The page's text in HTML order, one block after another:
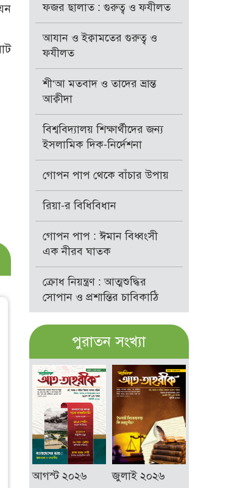
ফজর ছালাত : গুরুত্ব ও ফযীলত
আযান ও ইক্বামতের গুরুত্ব ও
ফযীলত
শী‘আ মতবাদ ও তাদের ভ্রান্ত
আক্বীদা
বিশ্ববিদ্যালয় শিক্ষার্থীদের জন্য
ইসলামিক দিক-নির্দেশনা
গোপন পাপ থেকে বাঁচার উপায়
রিয়া-র বিধিবিধান
গোপন পাপ : ঈমান বিধ্বংসী
এক নীরব ঘাতক
ক্রোধ নিয়ন্ত্রণ : আত্মশুদ্ধির
সোপান ও প্রশান্তির চাবিকাঠি
পুরাতন সংখ্যা
আগস্ট ২০২৬ জুলাই ২০২৬